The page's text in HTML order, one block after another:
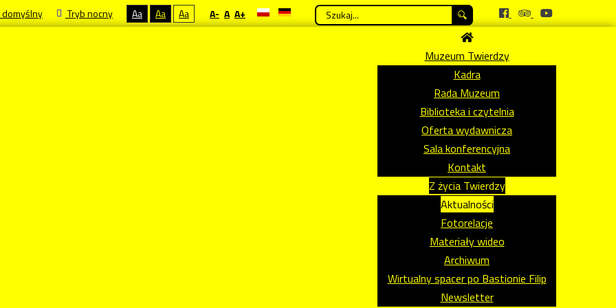
Szukaj...
Tryb nocny Aa Aa Aa A- A A+
Muzeum Twierdzy
Kadra
Rada Muzeum
Biblioteka i czytelnia
Oferta wydawnicza
Sala konferencyjna
Kontakt
Z życia Twierdzy
Aktualności
Fotorelacje
Materiały wideo
Archiwum
Wirtualny spacer po Bastionie Filip
Newsletter